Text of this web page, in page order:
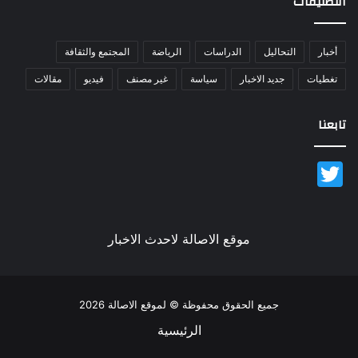
أخبار التحاليل الدراسات الرياضة المجتمع والثقافة
تغطيات جديد الاخبار سياسة غير مصنف فيديو مقالات
تابعنا
موقع الاصالة لاحدث الاخبار
جميع الحقوق محفوظة © لموقع الاصالة 2026
الرئيسية